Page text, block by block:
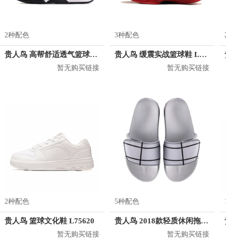
2种配色
贵人鸟 高帮舒适透气篮球鞋 L04511
暂无购买链接
3种配色
贵人鸟 缓震实战篮球鞋 L93C09
暂无购买链接
2种配色
贵人鸟 篮球文化鞋 L75620
暂无购买链接
5种配色
贵人鸟 2018款轻质休闲拖鞋 X8B108
暂无购买链接